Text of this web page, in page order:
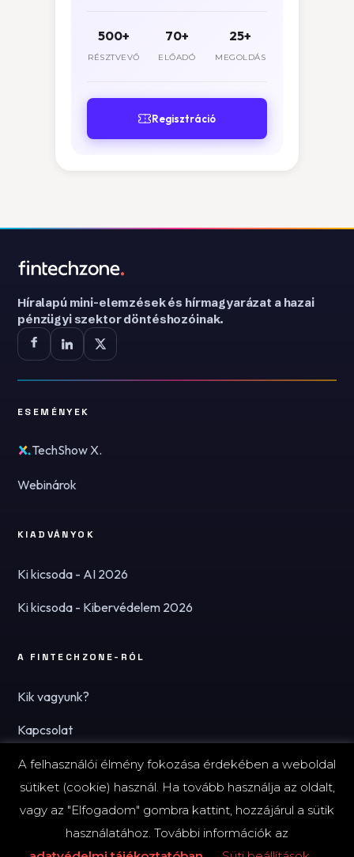
500+
RÉSZTVEVŐ
70+
ELŐADÓ
25+
MEGOLDÁS
Regisztráció
Híralapú mini-elemzések és hírmagyarázat a hazai
pénzügyi szektor döntéshozóinak.
ESEMÉNYEK
TechShow X.
Webinárok
KIADVÁNYOK
Ki kicsoda - AI 2026
Ki kicsoda - Kibervédelem 2026
A FINTECHZONE-RÓL
Kik vagyunk?
Kapcsolat
Hírlevél
© 2026 FinTechZone.hu - A FinTech Group Kft.
A felhasználói élmény fokozása érdekében a weboldal
sütiket (cookie) használ. Ha tovább használja az oldalt,
vagy az "Elfogadom" gombra kattint, hozzájárul a sütik
használatához. További információk az